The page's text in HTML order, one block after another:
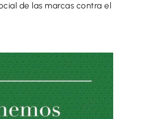
de las marcas contra el